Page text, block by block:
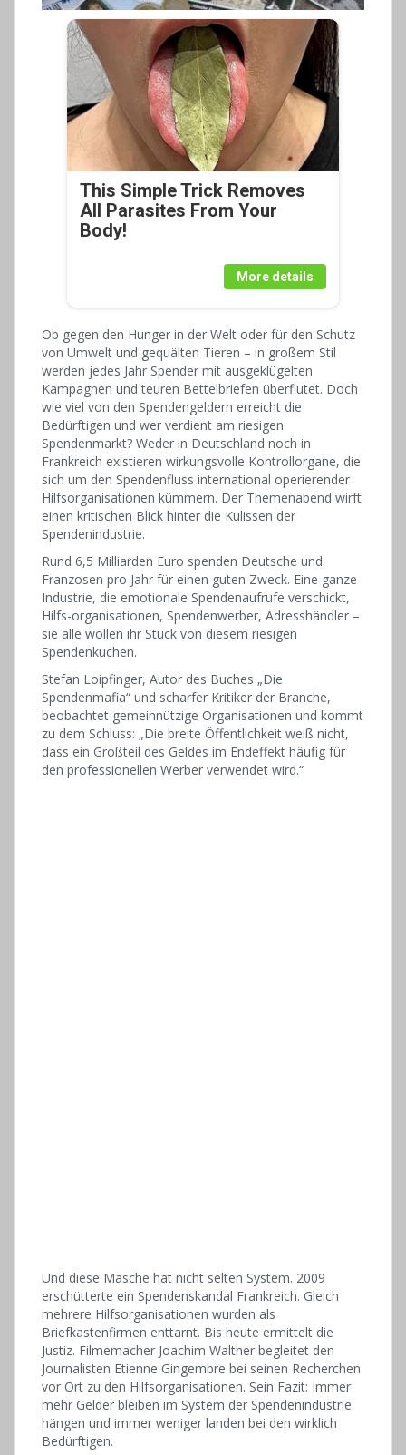
This Simple Trick Removes
All Parasites From Your
Body!
More details
Ob gegen den Hunger in der Welt oder für den Schutz
von Umwelt und gequälten Tieren – in großem Stil
werden jedes Jahr Spender mit ausgeklügelten
Kampagnen und teuren Bettelbriefen überflutet. Doch
wie viel von den Spendengeldern erreicht die
Bedürftigen und wer verdient am riesigen
Spendenmarkt? Weder in Deutschland noch in
Frankreich existieren wirkungsvolle Kontrollorgane, die
sich um den Spendenfluss international operierender
Hilfsorganisationen kümmern. Der Themenabend wirft
einen kritischen Blick hinter die Kulissen der
Spendenindustrie.
Rund 6,5 Milliarden Euro spenden Deutsche und
Franzosen pro Jahr für einen guten Zweck. Eine ganze
Industrie, die emotionale Spendenaufrufe verschickt,
Hilfs-organisationen, Spendenwerber, Adresshändler –
sie alle wollen ihr Stück von diesem riesigen
Spendenkuchen.
Stefan Loipfinger, Autor des Buches „Die
Spendenmafia“ und scharfer Kritiker der Branche,
beobachtet gemeinnützige Organisationen und kommt
zu dem Schluss: „Die breite Öffentlichkeit weiß nicht,
dass ein Großteil des Geldes im Endeffekt häufig für
den professionellen Werber verwendet wird.“
Und diese Masche hat nicht selten System. 2009
erschütterte ein Spendenskandal Frankreich. Gleich
mehrere Hilfsorganisationen wurden als
Briefkastenfirmen enttarnt. Bis heute ermittelt die
Justiz. Filmemacher Joachim Walther begleitet den
Journalisten Etienne Gingembre bei seinen Recherchen
vor Ort zu den Hilfsorganisationen. Sein Fazit: Immer
mehr Gelder bleiben im System der Spendenindustrie
hängen und immer weniger landen bei den wirklich
Bedürftigen.